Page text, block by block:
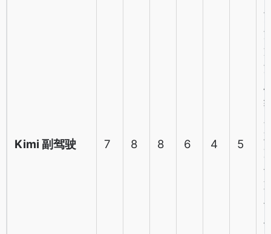
Kimi 副驾驶 7 8 8 6 4 5